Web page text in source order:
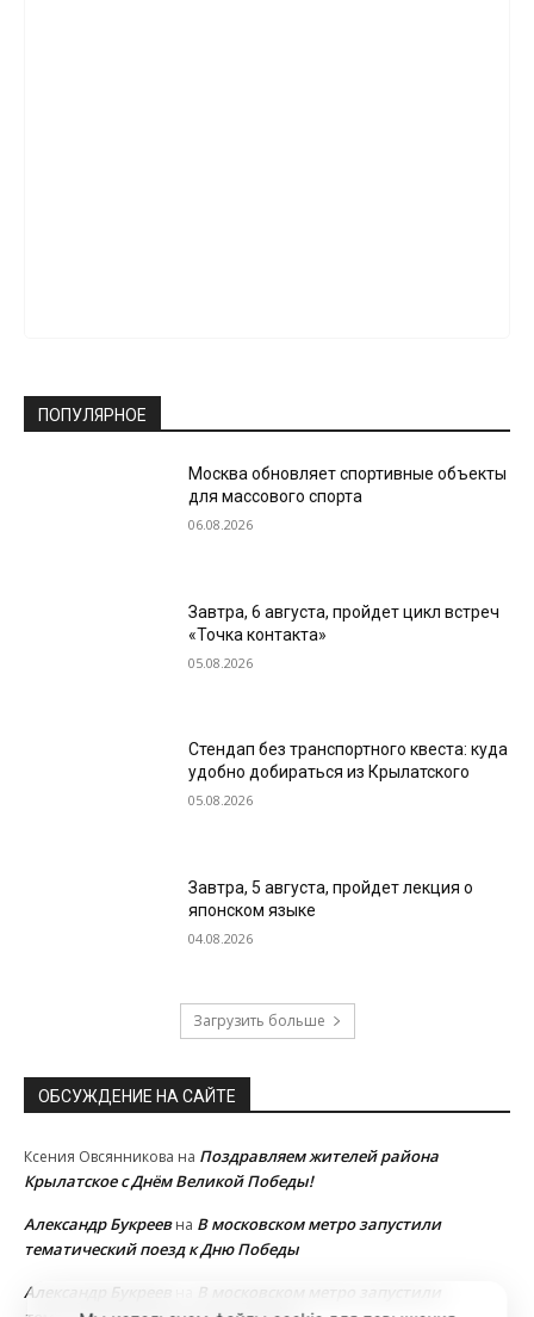
ПОПУЛЯРНОЕ
Москва обновляет спортивные объекты
для массового спорта
06.08.2026
Завтра, 6 августа, пройдет цикл встреч
«Точка контакта»
05.08.2026
Стендап без транспортного квеста: куда
удобно добираться из Крылатского
05.08.2026
Завтра, 5 августа, пройдет лекция о
японском языке
04.08.2026
Загрузить больше
ОБСУЖДЕНИЕ НА САЙТЕ
Ксения Овсянникова на Поздравляем жителей района
Крылатское с Днём Великой Победы!
Александр Букреевна В московском метро запустили
тематический поезд к Дню Победы
Александр Букреев
В московском метро запустили